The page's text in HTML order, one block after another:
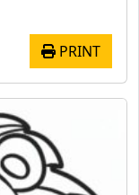
PRINT